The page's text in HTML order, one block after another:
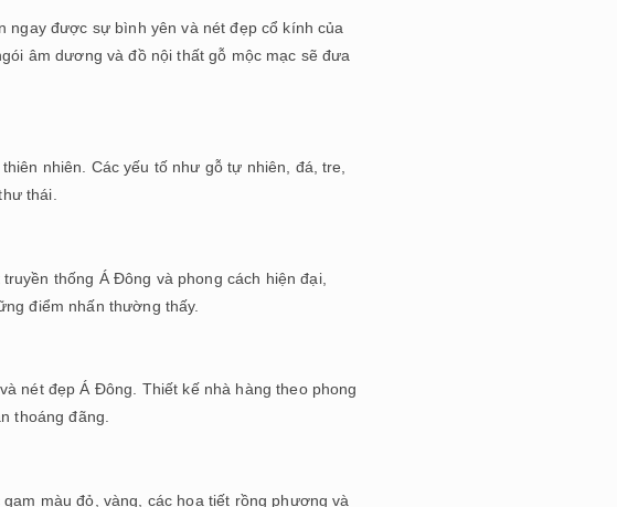
ngay được sự bình yên và nét đẹp cổ kính của
âm dương và đồ nội thất gỗ mộc mạc sẽ đưa
nhiên. Các yếu tố như gỗ tự nhiên, đá, tre,
thái.
thống Á Đông và phong cách hiện đại,
điểm nhấn thường thấy.
nét đẹp Á Đông. Thiết kế nhà hàng theo phong
thoáng đãng.
màu đỏ, vàng, các họa tiết rồng phượng và